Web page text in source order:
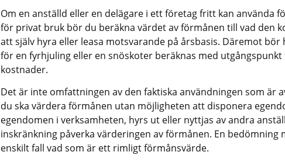
Om en anställd eller en delägare i ett företag fritt kan använda
för privat bruk bör du beräkna värdet av förmånen till vad den
att själv hyra eller leasa motsvarande på årsbasis. Däremot bör
för en fyrhjuling eller en snöskoter beräknas med
kostnader.
Det är inte omfattningen av den faktiska användningen som är
du ska värdera förmånen utan möjligheten att disponera
egendomen i verksamheten, hyrs ut eller nyttjas av andra
inskränkning påverka värderingen av förmånen. En bedömning
enskilt fall vad som är ett rimligt förmånsvärde.